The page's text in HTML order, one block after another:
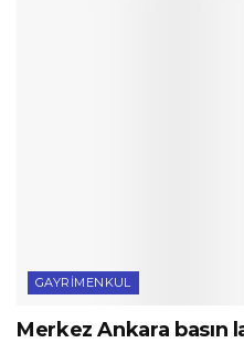
GAYRIMENKUL
Merkez Ankara basın